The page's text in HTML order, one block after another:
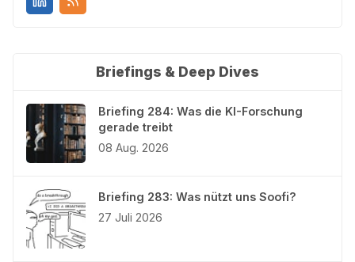
Briefings & Deep Dives
Briefing 284: Was die KI-Forschung
gerade treibt
08 Aug. 2026
Briefing 283: Was nützt uns Soofi?
27 Juli 2026